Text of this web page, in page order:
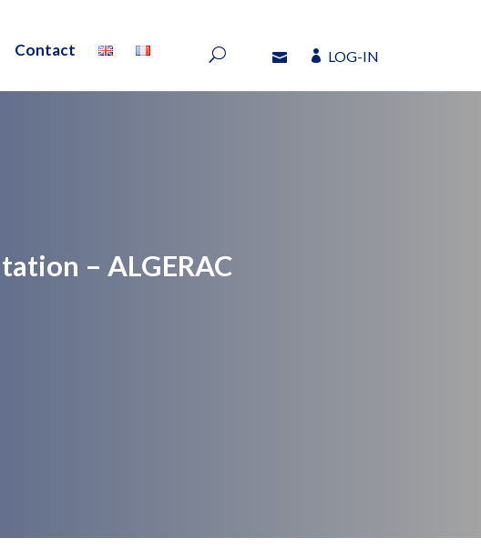
Contact LOG-IN
Contact
– ALGERAC